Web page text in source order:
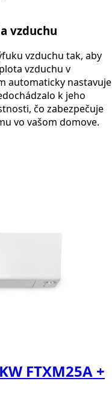
vzduchu
vzduchu tak, aby
vzduchu v
automaticky nastavuje
k jeho
čo zabezpečuje
vo vašom domove.
FTXM25A +